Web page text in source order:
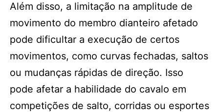
Além disso, a limitação na amplitude de
movimento do membro dianteiro afetado
pode dificultar a execução de certos
movimentos, como curvas fechadas, saltos
ou mudanças rápidas de direção. Isso
pode afetar a habilidade do cavalo em
competições de salto, corridas ou esportes